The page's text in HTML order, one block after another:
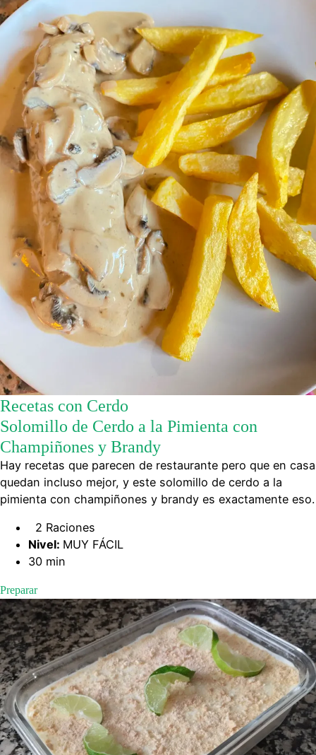
Recetas con Cerdo
Solomillo de Cerdo a la Pimienta con
Champiñones y Brandy
Hay recetas que parecen de restaurante pero que en casa
quedan incluso mejor, y este solomillo de cerdo a la
pimienta con champiñones y brandy es exactamente eso.
2 Raciones
Nivel: MUY FÁCIL
30 min
Preparar